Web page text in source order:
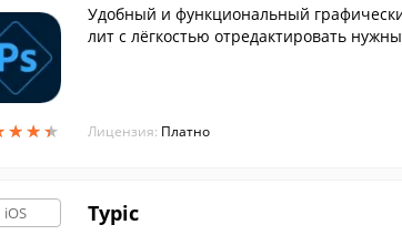
★★★
★★★
Удобный и функциональный
лит с лёгкостью отредактировать
Лицензия: Платно
iOS Typic